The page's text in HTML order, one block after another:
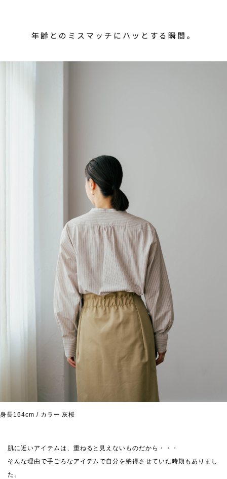
年齢とのミスマッチにハッとする瞬間。
身長164cm / カラー 灰桜
肌に近いアイテムは、重ねると見えないものだから・・・
そんな理由で手ごろなアイテムで自分を納得させていた時期もありまし
た。